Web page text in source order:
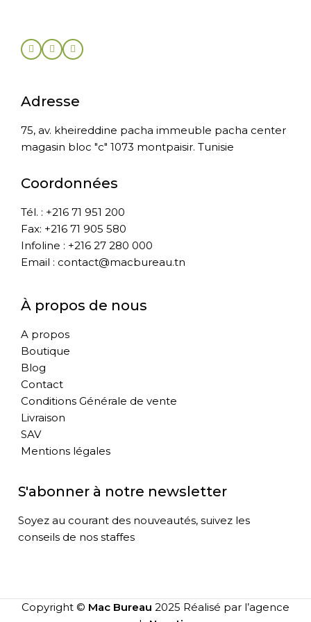
Adresse
75, av. kheireddine pacha immeuble pacha center
magasin bloc "c" 1073 montpaisir. Tunisie
Coordonnées
Tél. : +216 71 951 200
Fax: +216 71 905 580
Infoline : +216 27 280 000
Email : contact@macbureau.tn
À propos de nous
A propos
Boutique
Blog
Contact
Conditions Générale de vente
Livraison
SAV
Mentions légales
S'abonner à notre newsletter
Soyez au courant des nouveautés, suivez les
conseils de nos staffes
Copyright © Mac Bureau 2025 Réalisé par l’agence